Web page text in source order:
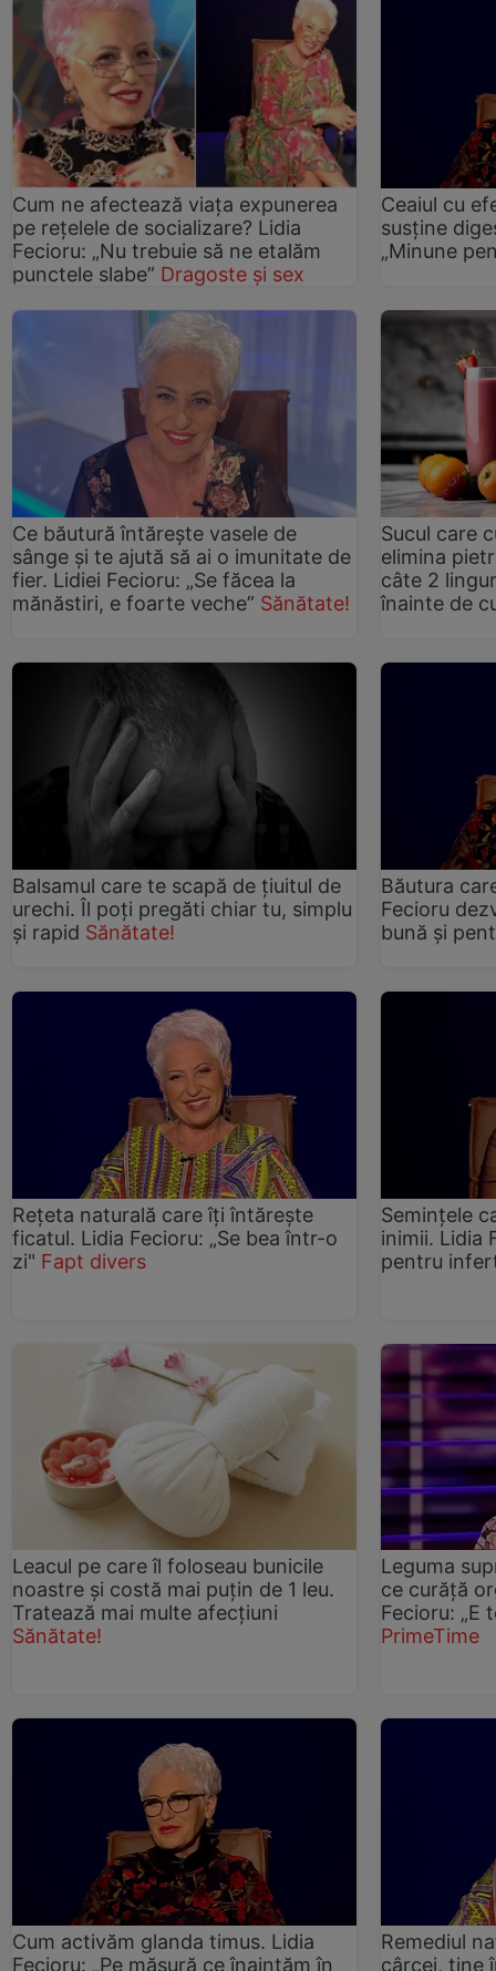
Cum ne afectează viața expunerea
pe rețelele de socializare? Lidia
Fecioru: „Nu trebuie să ne etalăm
punctele slabe” Dragoste și sex
Ceaiul cu
susține
„Minune
Ce băutură întărește vasele de
sânge și te ajută să ai o imunitate de
fier. Lidiei Fecioru: „Se făcea la
mănăstiri, e foarte veche” Sănătate!
Sucul care
elimina
câte 2
înainte de
Balsamul care te scapă de țiuitul de
urechi. Îl poți pregăti chiar tu, simplu
și rapid Sănătate!
Băutura
Fecioru
bună și
Rețeta naturală care îți întărește
ficatul. Lidia Fecioru: „Se bea într-o
zi" Fapt divers
Seminţele
inimii. Lidia
pentru
Leacul pe care îl foloseau bunicile
noastre și costă mai puțin de 1 leu.
Tratează mai multe afecțiuni
Sănătate!
Leguma
ce curăță
Fecioru: „E
PrimeTime
Cum activăm glanda timus. Lidia
Fecioru: „Pe măsură ce înaintăm în
Remediul
cârcei, ține